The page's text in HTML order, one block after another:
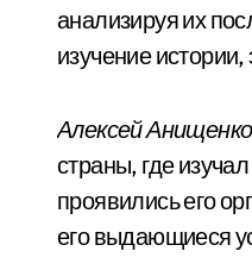
анализируя их
изучение
Алексей Анищенко
страны, где
проявились его
его выдающиеся